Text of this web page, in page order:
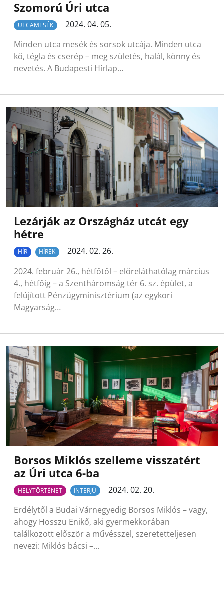
Szomorú Úri utca
UTCAMESÉK
2024. 04. 05.
Minden utca mesék és sorsok utcája. Minden utca
kő, tégla és cserép – meg születés, halál, könny és
nevetés. A Budapesti Hírlap…
Lezárják az Országház utcát egy
hétre
HÍR HÍREK
2024. 02. 26.
2024. február 26., hétfőtől – előreláthatólag március
4., hétfőig – a Szentháromság tér 6. sz. épület, a
felújított Pénzügyminisztérium (az egykori
Magyarság…
Borsos Miklós szelleme visszatért
az Úri utca 6-ba
HELYTÖRTÉNET INTERJÚ
2024. 02. 20.
Erdélytől a Budai Várnegyedig Borsos Miklós – vagy,
ahogy Hosszu Enikő, aki gyermekkorában
találkozott először a művésszel, szeretetteljesen
nevezi: Miklós bácsi –…